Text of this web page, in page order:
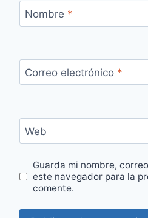
Nombre *
Correo electrónico *
Web
Guarda mi nombre,
este navegador para la
comente.